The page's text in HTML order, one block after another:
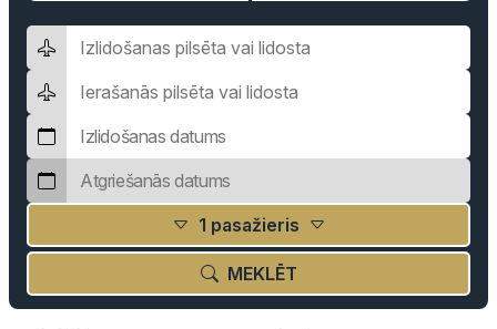
1 pasažieris
MEKLĒT